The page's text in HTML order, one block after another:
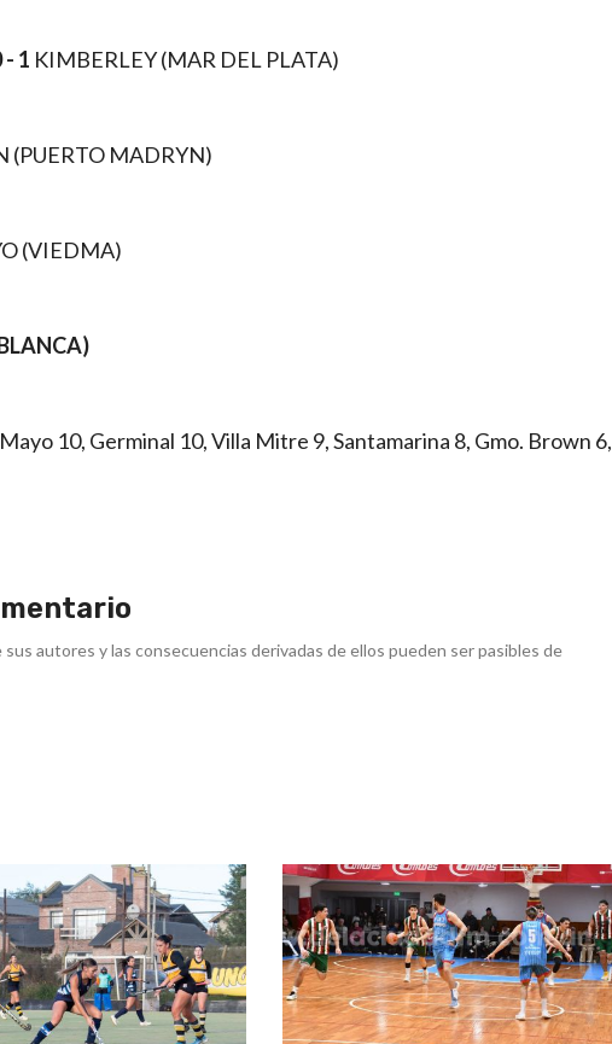
- 1 KIMBERLEY (MAR DEL PLATA)
(PUERTO MADRYN)
(VIEDMA)
10, Germinal 10, Villa Mitre 9, Santamarina 8, Gmo. Brown 6,
autores y las consecuencias derivadas de ellos pueden ser pasibles de